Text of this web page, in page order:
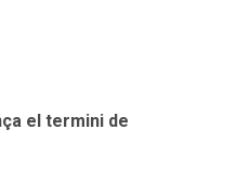
el termini de